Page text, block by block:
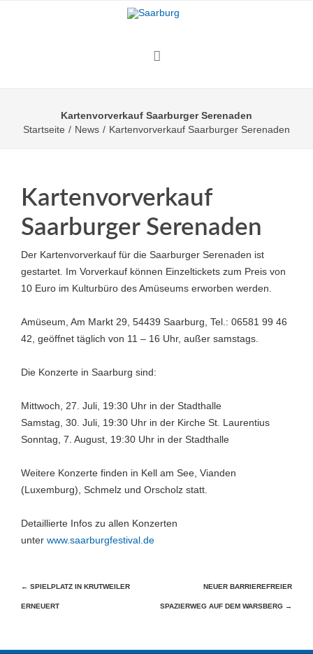
Kartenvorverkauf Saarburger Serenaden
Startseite / News / Kartenvorverkauf Saarburger Serenaden
Kartenvorverkauf
Saarburger Serenaden
Der Kartenvorverkauf für die Saarburger Serenaden ist
gestartet. Im Vorverkauf können Einzeltickets zum Preis von
10 Euro im Kulturbüro des Amüseums erworben werden.
Amüseum, Am Markt 29, 54439 Saarburg, Tel.: 06581 99 46
42, geöffnet täglich von 11 – 16 Uhr, außer samstags.
Die Konzerte in Saarburg sind:
Mittwoch, 27. Juli, 19:30 Uhr in der Stadthalle
Samstag, 30. Juli, 19:30 Uhr in der Kirche St. Laurentius
Sonntag, 7. August, 19:30 Uhr in der Stadthalle
Weitere Konzerte finden in Kell am See, Vianden
(Luxemburg), Schmelz und Orscholz statt.
Detaillierte Infos zu allen Konzerten
unter www.saarburgfestival.de
Beitragsnavigation
← SPIELPLATZ IN KRUTWEILER
ERNEUERT
NEUER BARRIEREFREIER
SPAZIERWEG AUF DEM WARSBERG →